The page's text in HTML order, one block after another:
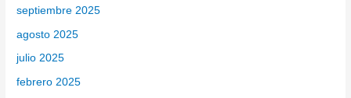
septiembre 2025
agosto 2025
julio 2025
febrero 2025